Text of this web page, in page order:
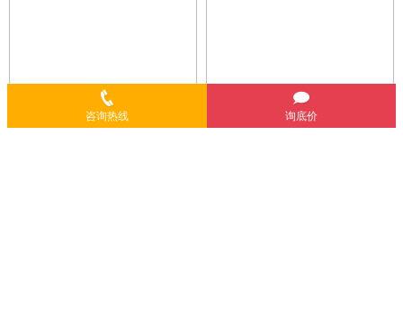
咨询热线 询底价